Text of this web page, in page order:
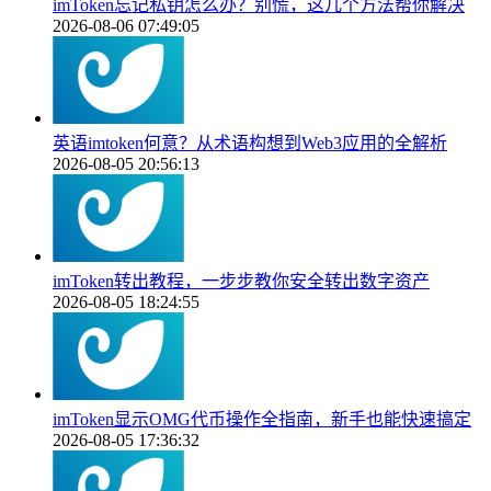
imToken忘记私钥怎么办？别慌，这几个方法帮你解决
2026-08-06 07:49:05
英语imtoken何意？从术语构想到Web3应用的全解析
2026-08-05 20:56:13
imToken转出教程，一步步教你安全转出数字资产
2026-08-05 18:24:55
imToken显示OMG代币操作全指南，新手也能快速搞定
2026-08-05 17:36:32